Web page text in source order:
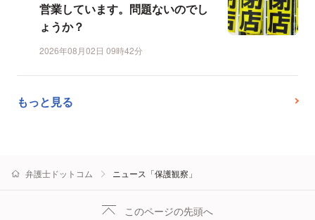
営業しています。問題ないのでし
ょうか？
2026年08月02日 09時42分
もっと見る
弁護士ドットコム ニュース「保護観察」
このページの先頭へ